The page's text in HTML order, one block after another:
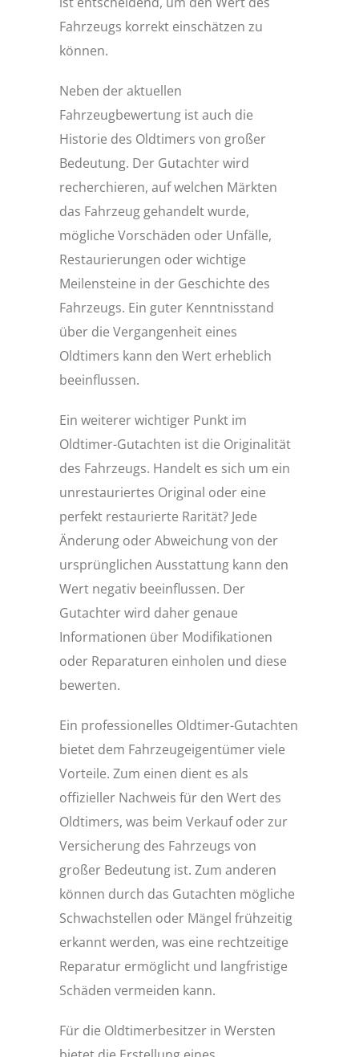
Fahrzeugs korrekt einschätzen zu
können.
Neben der aktuellen
Fahrzeugbewertung ist auch die
Historie des Oldtimers von großer
Bedeutung. Der Gutachter wird
recherchieren, auf welchen Märkten
das Fahrzeug gehandelt wurde,
mögliche Vorschäden oder Unfälle,
Restaurierungen oder wichtige
Meilensteine in der Geschichte des
Fahrzeugs. Ein guter Kenntnisstand
über die Vergangenheit eines
Oldtimers kann den Wert erheblich
beeinflussen.
Ein weiterer wichtiger Punkt im
Oldtimer-Gutachten ist die Originalität
des Fahrzeugs. Handelt es sich um ein
unrestauriertes Original oder eine
perfekt restaurierte Rarität? Jede
Änderung oder Abweichung von der
ursprünglichen Ausstattung kann den
Wert negativ beeinflussen. Der
Gutachter wird daher genaue
Informationen über Modifikationen
oder Reparaturen einholen und diese
bewerten.
Ein professionelles Oldtimer-Gutachten
bietet dem Fahrzeugeigentümer viele
Vorteile. Zum einen dient es als
offizieller Nachweis für den Wert des
Oldtimers, was beim Verkauf oder zur
Versicherung des Fahrzeugs von
großer Bedeutung ist. Zum anderen
können durch das Gutachten mögliche
Schwachstellen oder Mängel frühzeitig
erkannt werden, was eine rechtzeitige
Reparatur ermöglicht und langfristige
Schäden vermeiden kann.
Für die Oldtimerbesitzer in Wersten